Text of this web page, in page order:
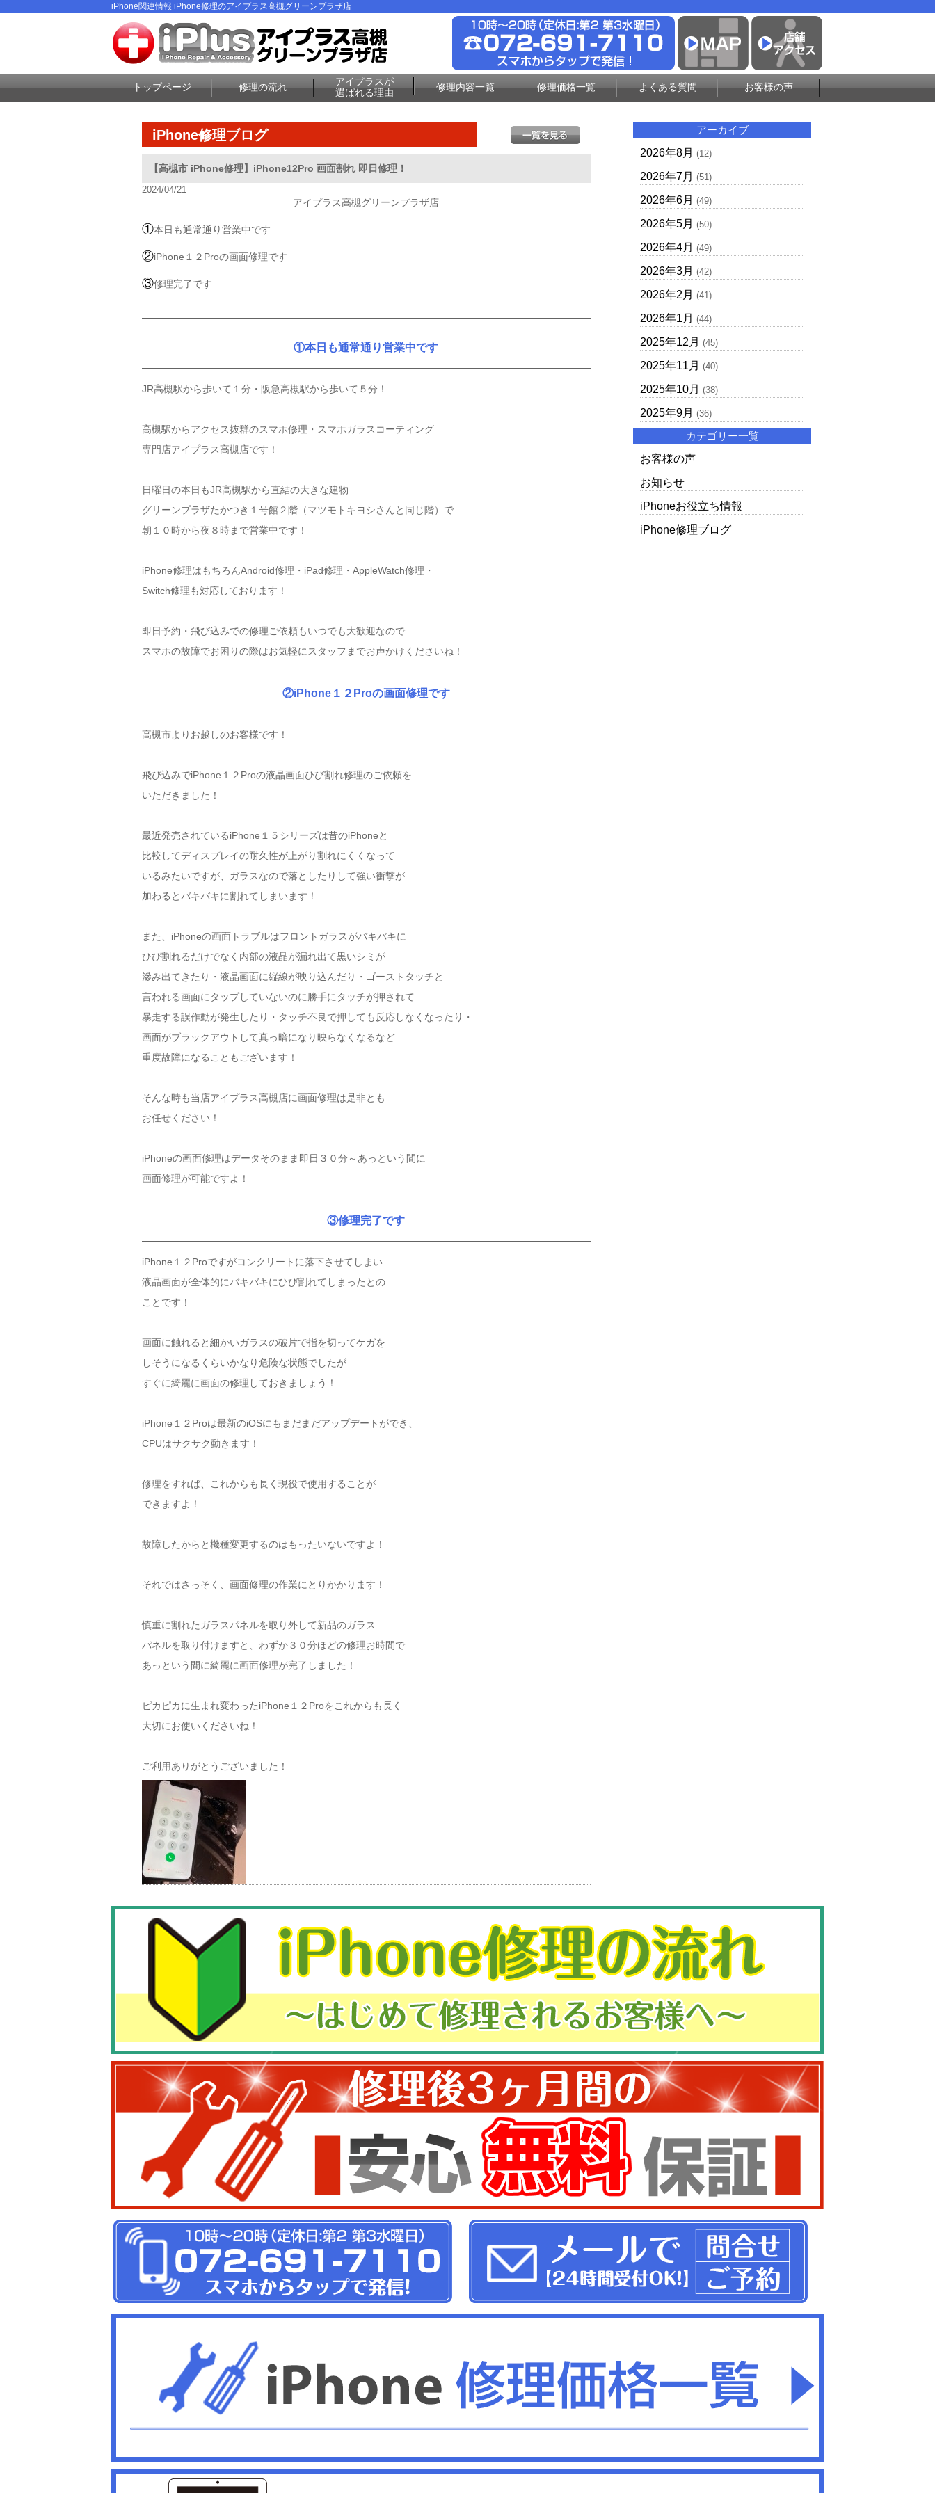
iPhone関連情報 iPhone修理のアイプラス高槻グリーンプラザ店
トップページ 修理の流れ
アイプラスが
選ばれる理由
修理内容一覧 修理価格一覧 よくある質問 お客様の声
iPhone修理ブログ
【高槻市 iPhone修理】iPhone12Pro 画面割れ 即日修理！
2024/04/21
アイプラス高槻グリーンプラザ店
①本日も通常通り営業中です
②iPhone１２Proの画面修理です
③修理完了です
①本日も通常通り営業中です
JR高槻駅から歩いて１分・阪急高槻駅から歩いて５分！
高槻駅からアクセス抜群のスマホ修理・スマホガラスコーティング
専門店アイプラス高槻店です！
日曜日の本日もJR高槻駅から直結の大きな建物
グリーンプラザたかつき１号館２階（マツモトキヨシさんと同じ階）で
朝１０時から夜８時まで営業中です！
iPhone修理はもちろんAndroid修理・iPad修理・AppleWatch修理・
Switch修理も対応しております！
即日予約・飛び込みでの修理ご依頼もいつでも大歓迎なので
スマホの故障でお困りの際はお気軽にスタッフまでお声かけくださいね！
②iPhone１２Proの画面修理です
高槻市よりお越しのお客様です！
飛び込みでiPhone１２Proの液晶画面ひび割れ修理のご依頼を
いただきました！
最近発売されているiPhone１５シリーズは昔のiPhoneと
比較してディスプレイの耐久性が上がり割れにくくなって
いるみたいですが、ガラスなので落としたりして強い衝撃が
加わるとバキバキに割れてしまいます！
また、iPhoneの画面トラブルはフロントガラスがバキバキに
ひび割れるだけでなく内部の液晶が漏れ出て黒いシミが
滲み出てきたり・液晶画面に縦線が映り込んだり・ゴーストタッチと
言われる画面にタップしていないのに勝手にタッチが押されて
暴走する誤作動が発生したり・タッチ不良で押しても反応しなくなったり・
画面がブラックアウトして真っ暗になり映らなくなるなど
重度故障になることもございます！
そんな時も当店アイプラス高槻店に画面修理は是非とも
お任せください！
iPhoneの画面修理はデータそのまま即日３０分～あっという間に
画面修理が可能ですよ！
③修理完了です
iPhone１２Proですがコンクリートに落下させてしまい
液晶画面が全体的にバキバキにひび割れてしまったとの
ことです！
画面に触れると細かいガラスの破片で指を切ってケガを
しそうになるくらいかなり危険な状態でしたが
すぐに綺麗に画面の修理しておきましょう！
iPhone１２Proは最新のiOSにもまだまだアップデートができ、
CPUはサクサク動きます！
修理をすれば、これからも長く現役で使用することが
できますよ！
故障したからと機種変更するのはもったいないですよ！
それではさっそく、画面修理の作業にとりかかります！
慎重に割れたガラスパネルを取り外して新品のガラス
パネルを取り付けますと、わずか３０分ほどの修理お時間で
あっという間に綺麗に画面修理が完了しました！
ピカピカに生まれ変わったiPhone１２Proをこれからも長く
大切にお使いくださいね！
ご利用ありがとうございました！
アーカイブ
2026年8月 (12)
2026年7月 (51)
2026年6月 (49)
2026年5月 (50)
2026年4月 (49)
2026年3月 (42)
2026年2月 (41)
2026年1月 (44)
2025年12月 (45)
2025年11月 (40)
2025年10月 (38)
2025年9月 (36)
カテゴリー一覧
お客様の声
お知らせ
iPhoneお役立ち情報
iPhone修理ブログ